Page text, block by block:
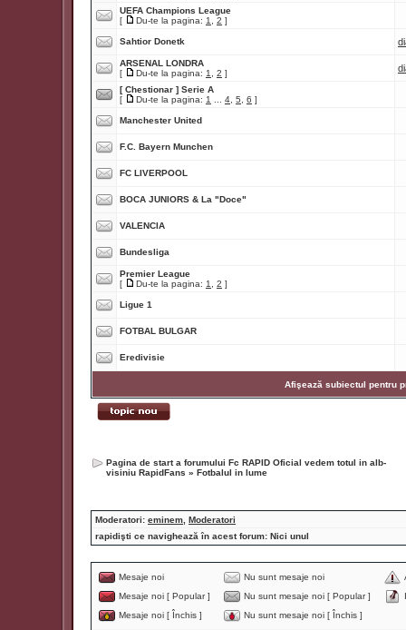
UEFA Champions League
[
Du-te la pagina: 1 2 ]
Sahtior Donetk
ARSENAL LONDRA
[
Du-te la pagina: 1 2 ]
[ Chestionar ] Serie A
[
Du-te la pagina: 1 4 5 6 ]
Manchester United
F.C. Bayern Munchen
FC LIVERPOOL
BOCA JUNIORS & La "Doce"
VALENCIA
Bundesliga
Premier League
[
Du-te la pagina: 1 2 ]
Ligue 1
FOTBAL BULGAR
Eredivisie
Afişează subiectul pentru
Pagina de start a forumului Fc RAPID Oficial vedem totul in alb-
visiniu RapidFans » Fotbalul in lume
Moderatori: eminem Moderatori
rapidişti ce navighează în acest forum: Nici unul
Mesaje noi Nu sunt mesaje noi
Mesaje noi [ Popular ]
Nu sunt mesaje noi [ Popular ]
Mesaje noi [ Închis ]
Nu sunt mesaje noi [ Închis ]